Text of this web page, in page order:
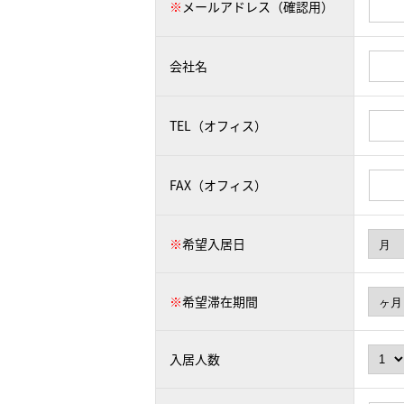
※ メールアドレス（確認用）
会社名
TEL（オフィス）
FAX（オフィス）
※希望入居日
※希望滞在期間
入居人数